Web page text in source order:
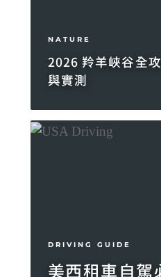
NATURE
2026 羚羊峽谷全
與實測
DRIVING GUIDE
美西租車自駕